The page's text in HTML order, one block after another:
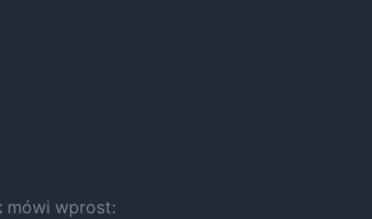
mówi wprost: